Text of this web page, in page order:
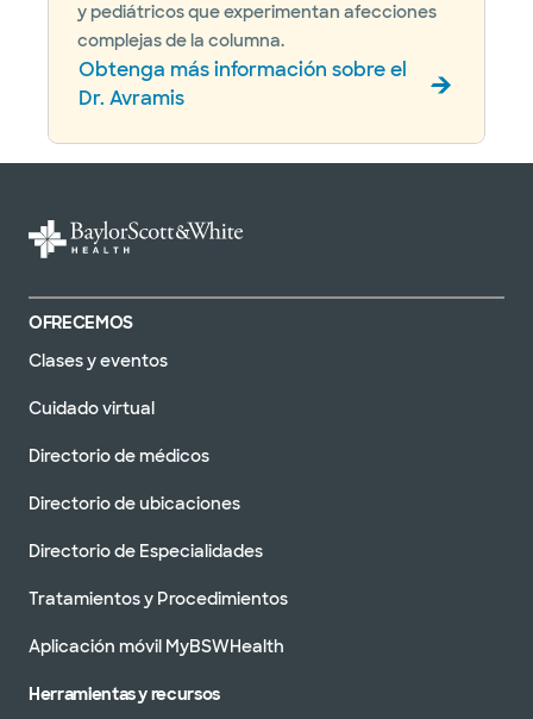
y pediátricos que experimentan afecciones
complejas de la columna.
Obtenga más información sobre el
Dr. Avramis
OFRECEMOS
Clases y eventos
Cuidado virtual
Directorio de médicos
Directorio de ubicaciones
Directorio de Especialidades
Tratamientos y Procedimientos
Aplicación móvil MyBSWHealth
Herramientas y recursos